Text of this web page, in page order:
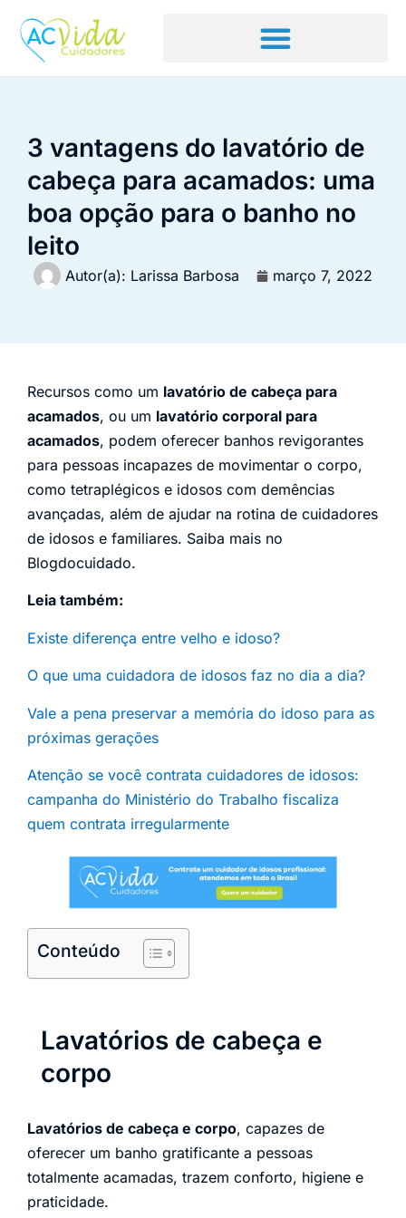
3 vantagens do lavatório de
cabeça para acamados: uma
boa opção para o banho no
leito
Autor(a): Larissa Barbosa março 7, 2022
Recursos como um lavatório de cabeça para
acamados, ou um lavatório corporal para
acamados, podem oferecer banhos revigorantes
para pessoas incapazes de movimentar o corpo,
como tetraplégicos e idosos com demências
avançadas, além de ajudar na rotina de cuidadores
de idosos e familiares. Saiba mais no
Blogdocuidado.
Leia também:
Existe diferença entre velho e idoso?
O que uma cuidadora de idosos faz no dia a dia?
Vale a pena preservar a memória do idoso para as
próximas gerações
Atenção se você contrata cuidadores de idosos:
campanha do Ministério do Trabalho fiscaliza
quem contrata irregularmente
Conteúdo
Lavatórios de cabeça e
corpo
Lavatórios de cabeça e corpo, capazes de
oferecer um banho gratificante a pessoas
totalmente acamadas, trazem conforto, higiene e
praticidade.